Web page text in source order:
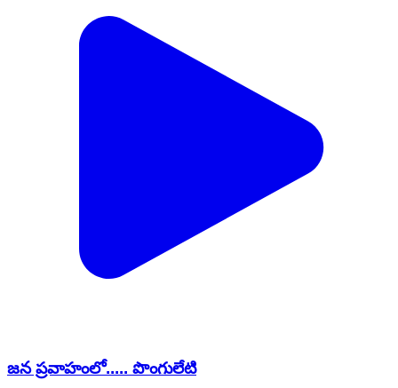
జన ప్రవాహంలో..... పొంగులేటి